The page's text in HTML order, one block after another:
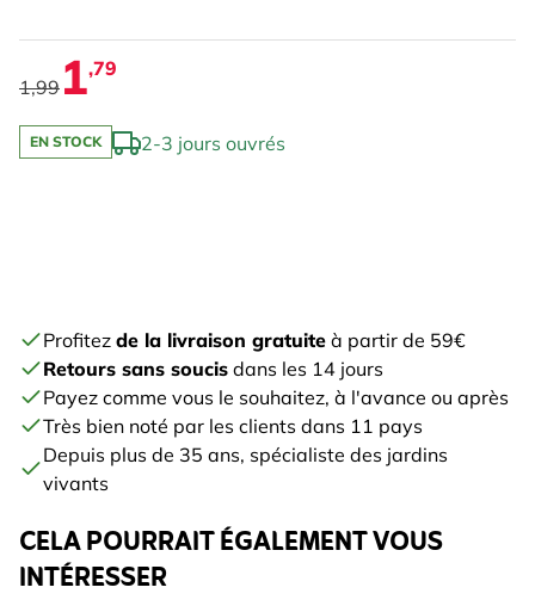
1,99 1,79
EN STOCK 2-3 jours ouvrés
Profitez de la livraison gratuite à partir de 59€
Retours sans soucis dans les 14 jours
Payez comme vous le souhaitez, à l'avance ou après
Très bien noté par les clients dans 11 pays
Depuis plus de 35 ans, spécialiste des jardins
vivants
CELA POURRAIT ÉGALEMENT VOUS
INTÉRESSER